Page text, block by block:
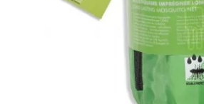
Trött på att bli väckt av myggornas
du blöder? Vill du bara njuta av din